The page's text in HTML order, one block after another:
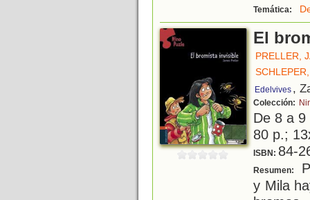
Temática:
El
PRELLER,
Edelvives ,
Colección:
De 8 a
80 p.;
ISBN: 84-
Resumen:
y Mila